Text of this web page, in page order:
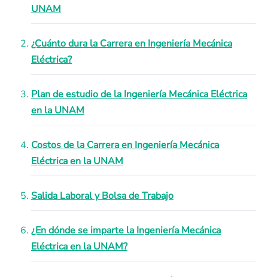
UNAM
¿Cuánto dura la Carrera en Ingeniería Mecánica
Eléctrica?
Plan de estudio de la Ingeniería Mecánica Eléctrica
en la UNAM
Costos de la Carrera en Ingeniería Mecánica
Eléctrica en la UNAM
Salida Laboral y Bolsa de Trabajo
¿En dónde se imparte la Ingeniería Mecánica
Eléctrica en la UNAM?